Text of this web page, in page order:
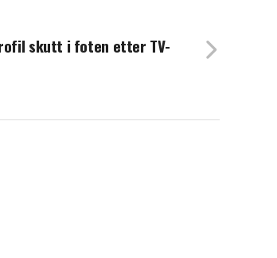
skutt i foten etter TV-